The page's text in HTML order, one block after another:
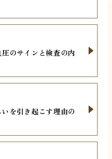
のサインと検査の内
を引き起こす理由の